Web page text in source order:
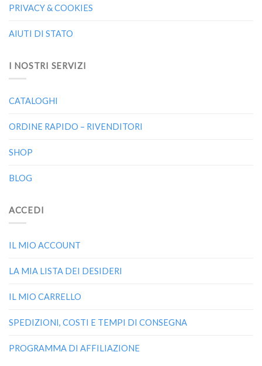
PRIVACY & COOKIES
AIUTI DI STATO
I NOSTRI SERVIZI
CATALOGHI
ORDINE RAPIDO – RIVENDITORI
SHOP
BLOG
ACCEDI
IL MIO ACCOUNT
LA MIA LISTA DEI DESIDERI
IL MIO CARRELLO
SPEDIZIONI, COSTI E TEMPI DI CONSEGNA
PROGRAMMA DI AFFILIAZIONE